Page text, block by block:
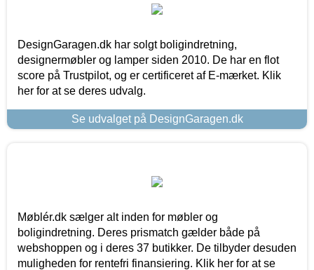
DesignGaragen.dk har solgt boligindretning,
designermøbler og lamper siden 2010. De har en flot
score på Trustpilot, og er certificeret af E-mærket. Klik
her for at se deres udvalg.
Se udvalget på DesignGaragen.dk
Møblér.dk sælger alt inden for møbler og
boligindretning. Deres prismatch gælder både på
webshoppen og i deres 37 butikker. De tilbyder desuden
muligheden for rentefri finansiering. Klik her for at se